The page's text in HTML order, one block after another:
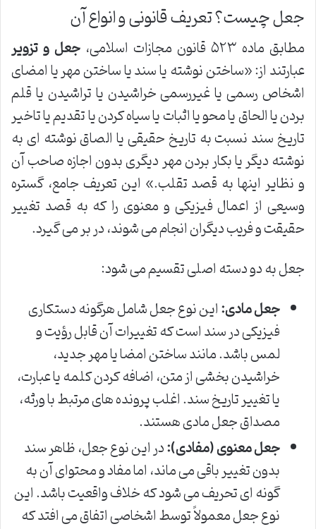
جعل چیست؟ تعریف قانونی و انواع آن
مطابق ماده ۵۲۳ قانون مجازات اسلامی،
جعل و تزویر
عبارتند از: «ساختن نوشته یا سند یا ساختن مهر یا امضای
اشخاص رسمی یا غیررسمی خراشیدن یا تراشیدن یا قلم
بردن یا الحاق یا محو یا اثبات یا سیاه کردن یا تقدیم یا تاخیر
تاریخ سند نسبت به تاریخ حقیقی یا الصاق نوشته ای به
نوشته دیگر یا بکار بردن مهر دیگری بدون اجازه صاحب آن
و نظایر اینها به قصد تقلب.» این تعریف جامع، گستره
وسیعی از اعمال فیزیکی و معنوی را که به قصد تغییر
حقیقت و فریب دیگران انجام می شوند، در بر می گیرد.
جعل به دو دسته اصلی تقسیم می شود:
جعل مادی:این نوع جعل شامل هرگونه دستکاری
فیزیکی در سند است که تغییرات آن قابل رؤیت و
لمس باشد. مانند ساختن امضا یا مهر جدید،
خراشیدن بخشی از متن، اضافه کردن کلمه یا عبارت،
یا تغییر تاریخ سند. اغلب پرونده های مرتبط با ورثه،
مصداق جعل مادی هستند.
جعل معنوی (مفادی):در این نوع جعل، ظاهر سند
بدون تغییر باقی می ماند، اما مفاد و محتوای آن به
گونه ای تحریف می شود که خلاف واقعیت باشد. این
نوع جعل معمولاً توسط اشخاصی اتفاق می افتد که